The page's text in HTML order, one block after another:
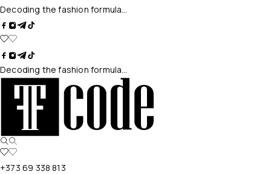
Decoding the fashion formula…
Decoding the fashion formula…
+373 69 338 813